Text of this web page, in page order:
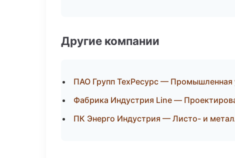
Другие компании
ПАО Групп ТехРесурс — Промышленная
Фабрика Индустрия Line —
ПК Энерго Индустрия — Листо- и